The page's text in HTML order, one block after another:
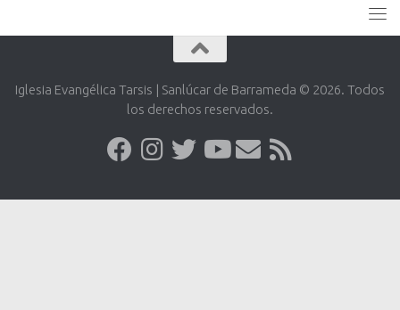
Iglesia Evangélica Tarsis | Sanlúcar de Barrameda © 2026. Todos
los derechos reservados.